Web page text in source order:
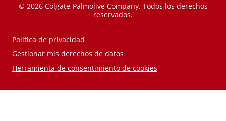
© 2026 Colgate-Palmolive Company. Todos los derechos
reservados.
Política de privacidad
Gestionar mis derechos de datos
Herramienta de consentimiento de cookies